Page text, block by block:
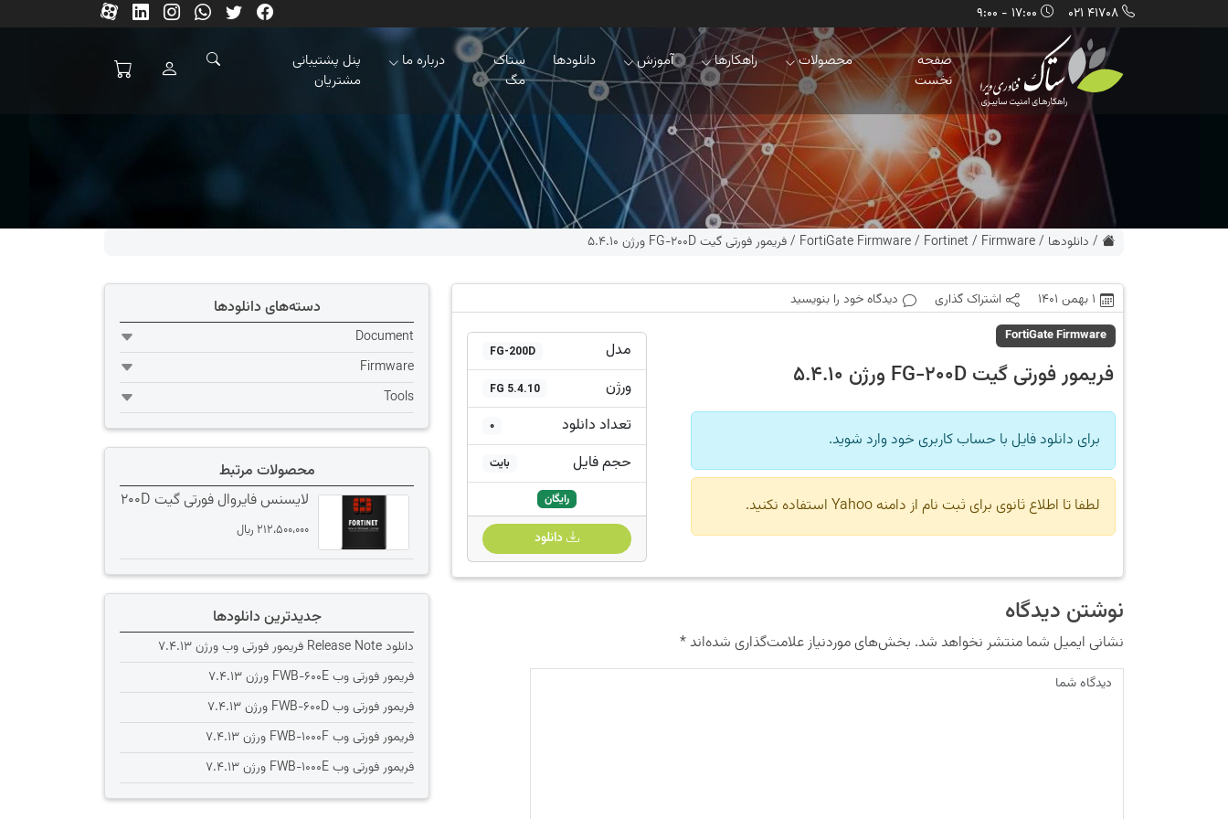
41708 021
صفحه
نخست
محصولات راهکارها آموزش دانلودها
ستاک
مگ
درباره ما
پنل پشتیبانی
مشتریان
/ دانلودها /
Firmware
/
Fortinet
/
FortiGate Firmware
/فریمور فورتی گیت FG-200D ورژن 5.4.10
1 بهمن 1401 اشتراک گذاری دیدگاه خود را بنویسید
FortiGate Firmware
فریمور فورتی گیت FG-200D ورژن 5.4.10
برای دانلود فایل با حساب کاربری خود وارد شوید.
لطفا تا اطلاع ثانوی برای ثبت نام از دامنه Yahoo استفاده نکنید.
مدل FG-200D
ورژن FG 5.4.10
تعداد دانلود 0
حجم فایل بایت
رایگان
دانلود
نوشتن دیدگاه
نشانی ایمیل شما منتشر نخواهد شد. بخش‌های موردنیاز علامت‌گذاری شده‌اند*
دسته‌های دانلودها
Document
Firmware
Tools
محصولات مرتبط
لایسنس فایروال فورتی گیت 200D
212،500،000 ﷼
جدیدترین دانلودها
دانلود Release Note فریمور فورتی وب ورژن 7.4.13
فریمور فورتی وب FWB-600E ورژن 7.4.13
فریمور فورتی وب FWB-600D ورژن 7.4.13
فریمور فورتی وب FWB-1000F ورژن 7.4.13
فریمور فورتی وب FWB-1000E ورژن 7.4.13